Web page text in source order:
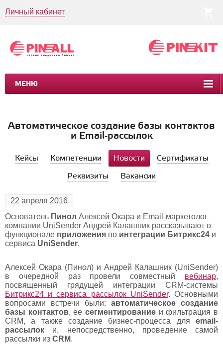
Личный кабинет
МЕНЮ
CRM CMS КЕЙСЫ
Автоматическое создание базы контактов
и Email-рассылок
Кейсы Компетенции Новости
Сертификаты
Реквизиты
Вакансии
22 апреля 2016
Основатель Пинол Алексей Окара и Email-маркетолог
компании UniSender Андрей Калашник рассказывают о
функционале приложения по интеграции Битрикс24 и
сервиса UniSender.
Алексей Окара (Пинол) и Андрей Калашник (UniSender)
в очередной раз провели совместный вебинар,
посвященный грядущей интеграции CRM-системы
Битрикс24 и сервиса рассылок UniSender. Основными
вопросами встречи были: автоматическое создание
базы контактов, еесегментирование и фильтрация в
CRM, а также создание бизнес-процесса для email-
рассылок и, непосредственно, проведение самой
рассылки из CRM.